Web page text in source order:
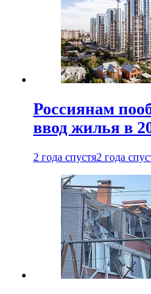
Россиянам
ввод жилья в
2 года спустя2 года